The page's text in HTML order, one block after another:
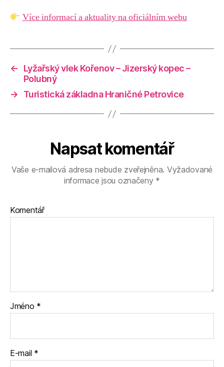
Více informací a aktuality na oficiálním webu
←
Lyžařský vlek Kořenov – Jizerský kopec –
Polubný
→
Turistická základna Hraničné Petrovice
Napsat komentář
Vaše e-mailová adresa nebude zveřejněna. Vyžadované
informace jsou označeny *
Komentář
Jméno *
E-mail *